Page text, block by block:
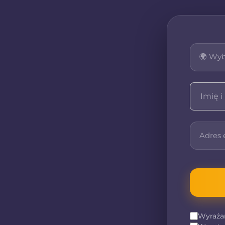
Profesjonalizm: Nasze usługi
poziomie, gwarantując pełną zgodność
Indywidualne podejście: Każdy klient
Dostosowujemy nasze usługi do
Wielka różnorodność usług:
usług, które odpowiadają na potrzeby
Ogólnopolska dostępność: Nasze
całej Polski, co zapewnia wygodę
W ramach naszej oferty świadczymy
Rozliczenie podatku z Niemiec:
Rozliczenie podatku dla firm